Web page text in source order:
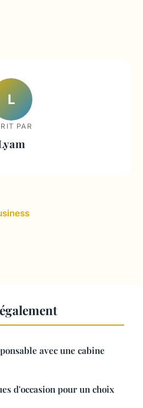
L
PAR
avec une cabine
d'occasion pour un choix